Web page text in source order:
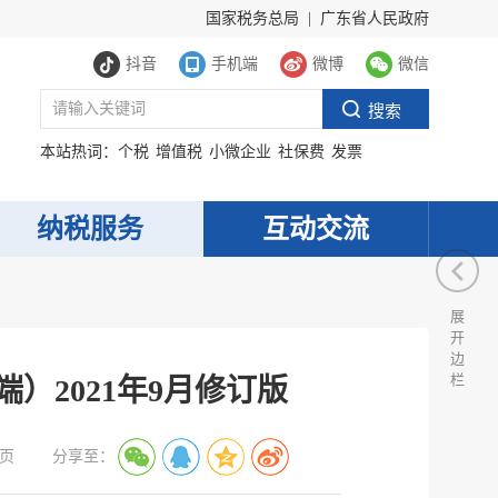
国家税务总局 广东省人民政府
抖音 手机端 微博 微信
本站热词： 个税 增值税 小微企业 社保费 发票
纳税服务 互动交流
）2021年9月修订版
分享至：
展
开
边
栏